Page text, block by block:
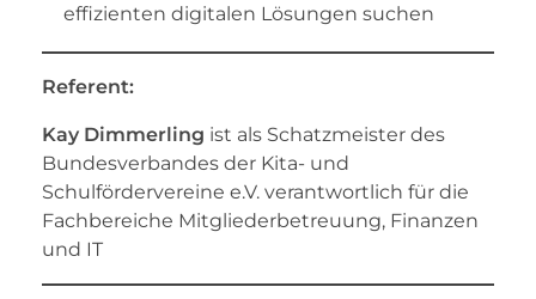
effizienten digitalen Lösungen suchen
Referent:
Kay Dimmerling ist als Schatzmeister des
Bundesverbandes der Kita- und
Schulfördervereine e.V. verantwortlich für die
Fachbereiche Mitgliederbetreuung, Finanzen
und IT